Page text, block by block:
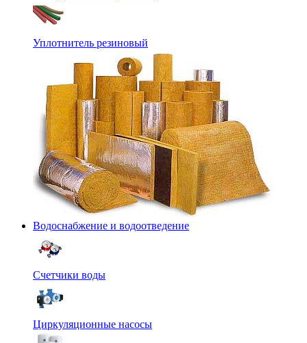
Уплотнитель резиновый
Водоснабжение и водоотведение
Счетчики воды
Циркуляционные насосы